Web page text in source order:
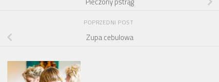
POPRZEDNI POST
Zupa cebulowa